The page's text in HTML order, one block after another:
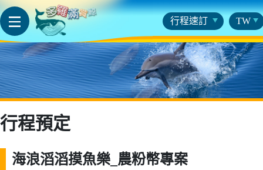
行程速訂 TW
行程預定
海浪滔滔摸魚樂_農粉幣專案